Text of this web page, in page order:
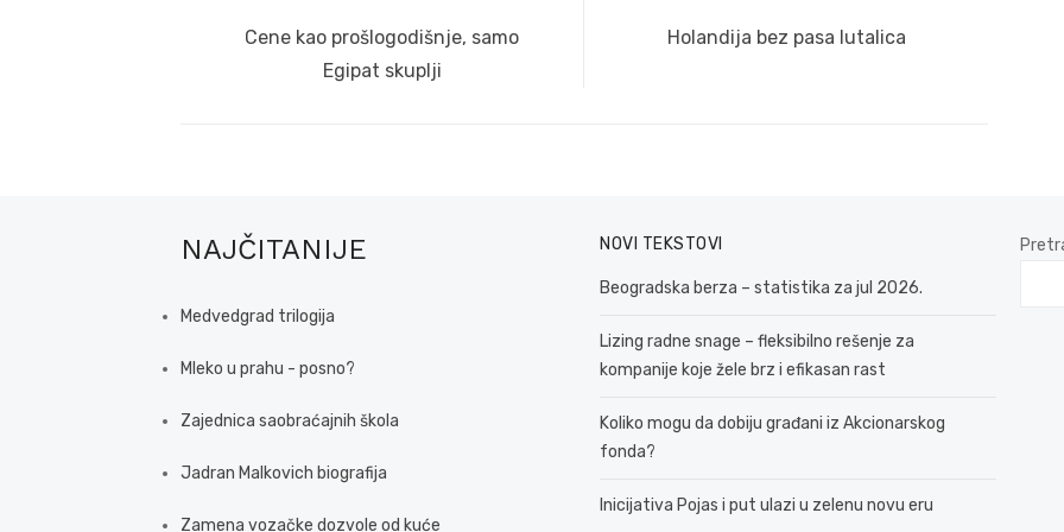
navigation
Previous
Cene kao prošlogodišnje, samo
Egipat skuplji
Next
Holandija bez pasa lutalica
NAJČITANIJE
Medvedgrad trilogija
Mleko u prahu - posno?
Zajednica saobraćajnih škola
Jadran Malkovich biografija
Zamena vozačke dozvole od kuće
NOVI TEKSTOVI
Beogradska berza – statistika za jul 2026.
Lizing radne snage – fleksibilno rešenje za
kompanije koje žele brz i efikasan rast
Koliko mogu da dobiju građani iz Akcionarskog
fonda?
Inicijativa Pojas i put ulazi u zelenu novu eru